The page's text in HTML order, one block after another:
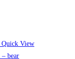
Quick View